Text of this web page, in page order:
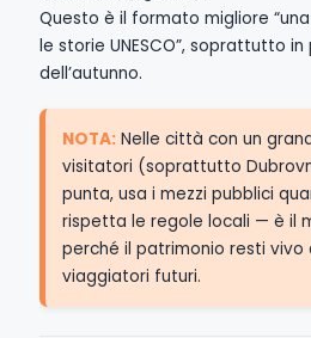
Questo è il formato migliore
le storie UNESCO”, soprattutto in
dell’autunno.
NOTA: Nelle città con un
visitatori (soprattutto
punta, usa i mezzi pubblici
rispetta le regole locali — è il
perché il patrimonio resti vivo
viaggiatori futuri.